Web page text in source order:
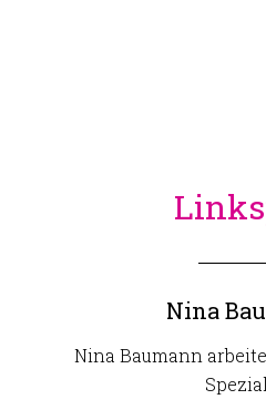
Nina
Nina Baumann